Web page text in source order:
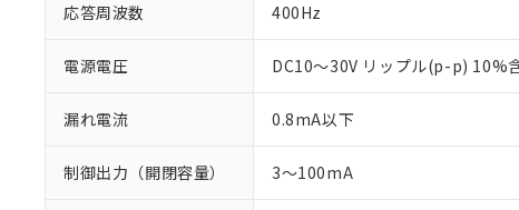
応答周波数 400Hz
電源電圧 DC10～30V リップル(p-p) 10%
漏れ電流 0.8mA以下
制御出力（開閉容量） 3～100mA